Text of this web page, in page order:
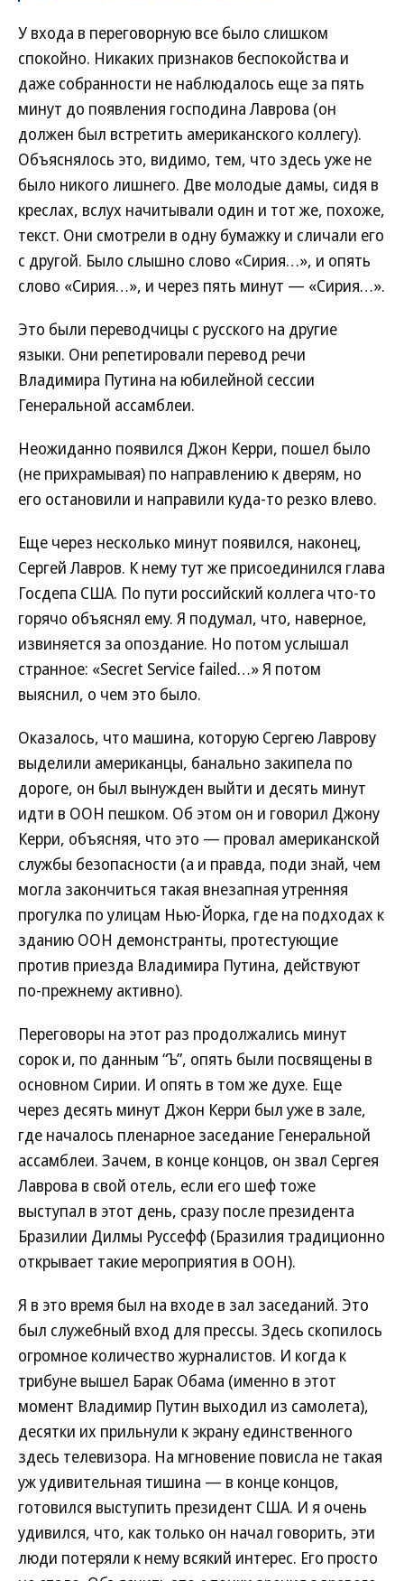
У входа в переговорную все было слишком
спокойно. Никаких признаков беспокойства и
даже собранности не наблюдалось еще за пять
минут до появления господина Лаврова (он
должен был встретить американского коллегу).
Объяснялось это, видимо, тем, что здесь уже не
было никого лишнего. Две молодые дамы, сидя в
креслах, вслух начитывали один и тот же, похоже,
текст. Они смотрели в одну бумажку и сличали его
с другой. Было слышно слово «Сирия…», и опять
слово «Сирия…», и через пять минут — «Сирия…».
Это были переводчицы с русского на другие
языки. Они репетировали перевод речи
Владимира Путина на юбилейной сессии
Генеральной ассамблеи.
Неожиданно появился Джон Керри, пошел было
(не прихрамывая) по направлению к дверям, но
его остановили и направили куда-то резко влево.
Еще через несколько минут появился, наконец,
Сергей Лавров. К нему тут же присоединился глава
Госдепа США. По пути российский коллега что-то
горячо объяснял ему. Я подумал, что, наверное,
извиняется за опоздание. Но потом услышал
странное: «Secret Service failed…» Я потом
выяснил, о чем это было.
Оказалось, что машина, которую Сергею Лаврову
выделили американцы, банально закипела по
дороге, он был вынужден выйти и десять минут
идти в ООН пешком. Об этом он и говорил Джону
Керри, объясняя, что это — провал американской
службы безопасности (а и правда, поди знай, чем
могла закончиться такая внезапная утренняя
прогулка по улицам Нью-Йорка, где на подходах к
зданию ООН демонстранты, протестующие
против приезда Владимира Путина, действуют
по-прежнему активно).
Переговоры на этот раз продолжались минут
сорок и, по данным “Ъ”, опять были посвящены в
основном Сирии. И опять в том же духе. Еще
через десять минут Джон Керри был уже в зале,
где началось пленарное заседание Генеральной
ассамблеи. Зачем, в конце концов, он звал Сергея
Лаврова в свой отель, если его шеф тоже
выступал в этот день, сразу после президента
Бразилии Дилмы Руссефф (Бразилия традиционно
открывает такие мероприятия в ООН).
Я в это время был на входе в зал заседаний. Это
был служебный вход для прессы. Здесь скопилось
огромное количество журналистов. И когда к
трибуне вышел Барак Обама (именно в этот
момент Владимир Путин выходил из самолета),
десятки их прильнули к экрану единственного
здесь телевизора. На мгновение повисла не такая
уж удивительная тишина — в конце концов,
готовился выступить президент США. И я очень
удивился, что, как только он начал говорить, эти
люди потеряли к нему всякий интерес. Его просто